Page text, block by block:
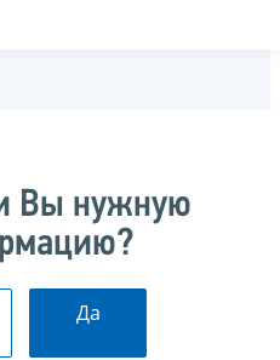
Вы нужную
Да